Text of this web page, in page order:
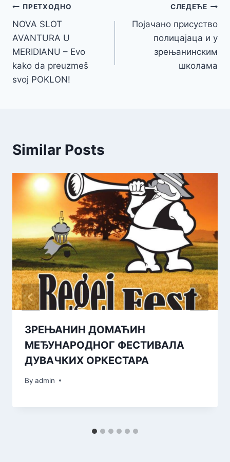
Кретање
чланка
ПРЕТХОДНО
NOVA SLOT
AVANTURA U
MERIDIANU – Evo
kako da preuzmeš
svoj POKLON!
СЛЕДЕЋЕ
Појачано присуство
полицајаца и у
зрењанинским
школама
Similar Posts
ЗРЕЊАНИН ДОМАЋИН
МЕЂУНАРОДНОГ ФЕСТИВАЛА
ДУВАЧКИХ ОРКЕСТАРА
By admin